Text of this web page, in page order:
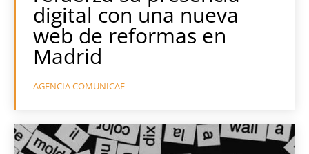
digital con una nueva
web de reformas en
Madrid
AGENCIA COMUNICAE